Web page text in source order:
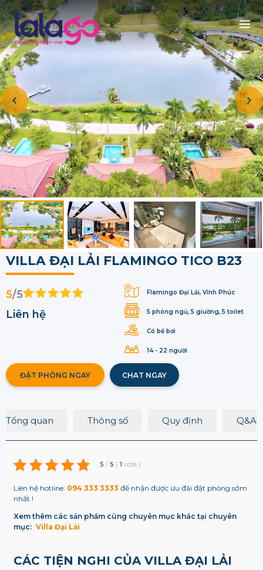
VILLA ĐẠI LẢI FLAMINGO TICO B23
Flamingo Đại Lải, Vĩnh Phúc
5 phòng ngủ, 5 giường, 5 toilet
Có bể bơi
14 - 22 người
5/5
Liên hệ
ĐẶT PHÒNG NGAY CHAT NGAY
Tổng quan Thông số Quy định Q&A
5 / 5 ( 1 vote )
Liên hệ hotline: 094 333 3333 để nhận được ưu đãi đặt phòng sớm
nhất !
Xem thêm các sản phẩm cùng chuyên mục khác tại chuyên
mục: Villa Đại Lải
CÁC TIỆN NGHI CỦA VILLA ĐẠI LẢI